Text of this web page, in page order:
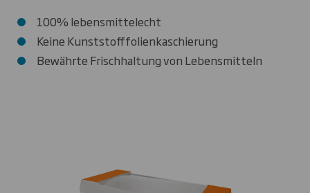
100% lebensmittelecht
Keine Kunststofffolienkaschierung
Bewährte Frischhaltung von Lebensmitteln